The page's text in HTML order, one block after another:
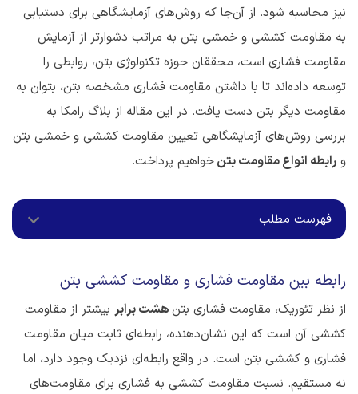
نیز محاسبه شود. از آن‌جا که روش‌های آزمایشگاهی برای دستیابی
به مقاومت کششی و خمشی بتن به مراتب دشوارتر از آزمایش
مقاومت فشاری است، محققان حوزه تکنولوژی بتن، روابطی را
توسعه داده‌اند تا با داشتن مقاومت فشاری مشخصه بتن، بتوان به
مقاومت دیگر بتن دست یافت. در این مقاله از بلاگ رامکا به
بررسی روش‌های آزمایشگاهی تعیین مقاومت کششی و خمشی بتن
و رابطه انواع مقاومت بتنخواهیم پرداخت.
فهرست مطلب
رابطه بین مقاومت فشاری و مقاومت کششی بتن
از نظر تئوریک، مقاومت فشاری بتنهشت برابر بیشتر از مقاومت
کششی آن است که این نشان‌دهنده، رابطه‌ای ثابت میان مقاومت
فشاری و کششی بتن است. در واقع رابطه‌ای نزدیک وجود دارد، اما
نه مستقیم. نسبت مقاومت کششی به فشاری برای مقاومت‌های